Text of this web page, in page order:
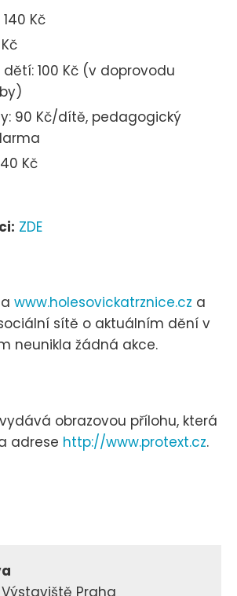
Kč
dětí: 100 Kč (v doprovodu
90 Kč/dítě, pedagogický
Kč
ZDE
www.holesovickatrznice.cz a
sítě o aktuálním dění v
neunikla žádná akce.
obrazovou přílohu, která
adrese http://www.protext.cz.